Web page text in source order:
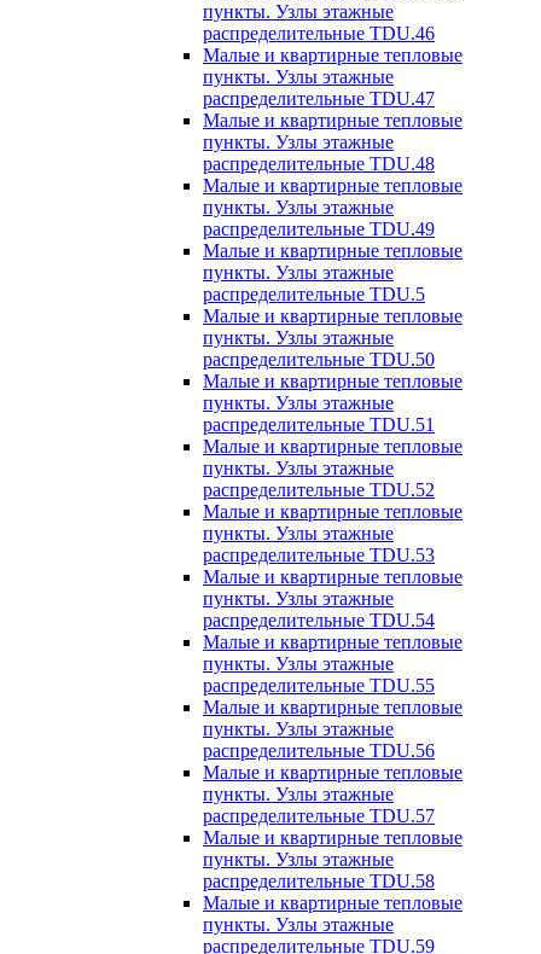
пункты. Узлы этажные
распределительные TDU.46
Малые и квартирные тепловые
пункты. Узлы этажные
распределительные TDU.47
Малые и квартирные тепловые
пункты. Узлы этажные
распределительные TDU.48
Малые и квартирные тепловые
пункты. Узлы этажные
распределительные TDU.49
Малые и квартирные тепловые
пункты. Узлы этажные
распределительные TDU.5
Малые и квартирные тепловые
пункты. Узлы этажные
распределительные TDU.50
Малые и квартирные тепловые
пункты. Узлы этажные
распределительные TDU.51
Малые и квартирные тепловые
пункты. Узлы этажные
распределительные TDU.52
Малые и квартирные тепловые
пункты. Узлы этажные
распределительные TDU.53
Малые и квартирные тепловые
пункты. Узлы этажные
распределительные TDU.54
Малые и квартирные тепловые
пункты. Узлы этажные
распределительные TDU.55
Малые и квартирные тепловые
пункты. Узлы этажные
распределительные TDU.56
Малые и квартирные тепловые
пункты. Узлы этажные
распределительные TDU.57
Малые и квартирные тепловые
пункты. Узлы этажные
распределительные TDU.58
Малые и квартирные тепловые
пункты. Узлы этажные
распределительные TDU.59